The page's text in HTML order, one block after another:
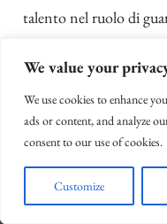
We value your
We use cookies to enhance
ads or content, and analyze
consent to our use of cookies.
Customize
talento nel ruolo di
perchéavevaun grande
maniacale padronanza
ai tempi del liceo e da
straordinarie prime